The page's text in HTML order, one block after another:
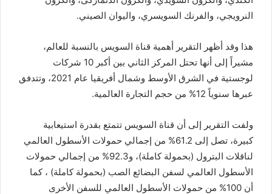
النرويجي، والفرنك السويسري، واليوان الصيني.
هذا وقد أظهر التقرير أهمية قناة السويس بالنسبة للعالم،
مشيراً إلى أنها تحتل المركز الثاني بين أكبر 10 شركات
لوجستية في الشرق الأوسط وشمال أفريقيا عام 2021، وتتدفق
عبرها سنوياً 12% من حجم التجارة العالمية.
ولفت التقرير إلى أن قناة السويس تتمتع بقدرة استيعابية
كبيرة، تصل إلى 61.2% من إجمالي حمولات الأسطول العالمي
لناقلات البترول (بحمولة كاملة)، و92.3% من إجمالي حمولات
الأسطول العالمي لسفن البضائع الصب (بحمولة كاملة) ، كما
أن 100% من حمولات الأسطول العالمي للسفن الأخرى